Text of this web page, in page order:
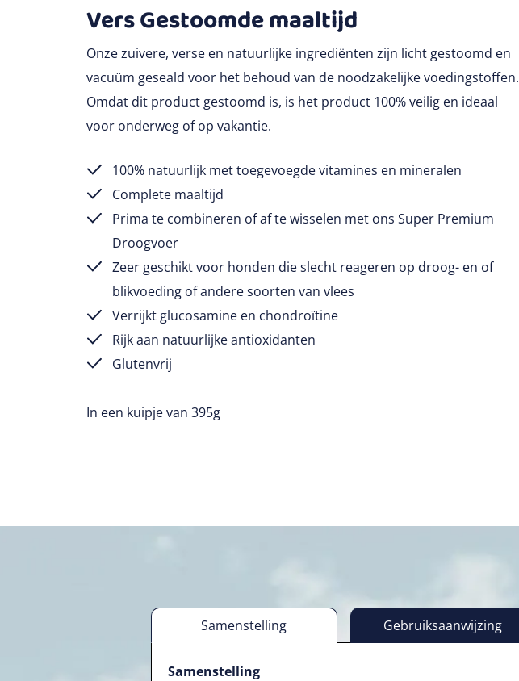
Vers Gestoomde maaltijd
Onze zuivere, verse en natuurlijke ingrediënten zijn licht gestoomd en
vacuüm geseald voor het behoud van de noodzakelijke voedingstoffen.
Omdat dit product gestoomd is, is het product 100% veilig en ideaal
voor onderweg of op vakantie.
100% natuurlijk met toegevoegde vitamines en mineralen
Complete maaltijd
Prima te combineren of af te wisselen met ons Super Premium
Droogvoer
Zeer geschikt voor honden die slecht reageren op droog- en of
blikvoeding of andere soorten van vlees
Verrijkt glucosamine en chondroïtine
Rijk aan natuurlijke antioxidanten
Glutenvrij
In een kuipje van 395g
Samenstelling Gebruiksaanwijzing
Samenstelling